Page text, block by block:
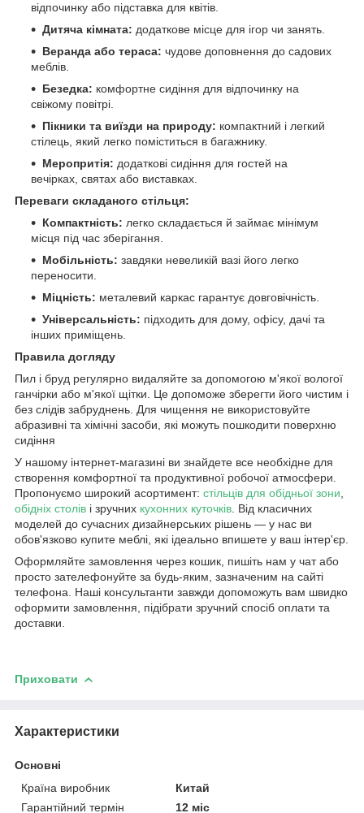
відпочинку або підставка для квітів.
Дитяча кімната: додаткове місце для ігор чи занять.
Веранда або тераса: чудове доповнення до садових
меблів.
Безедка: комфортне сидіння для відпочинку на
свіжому повітрі.
Пікники та виїзди на природу: компактний і легкий
стілець, який легко поміститься в багажнику.
Меропритія: додаткові сидіння для гостей на
вечірках, святах або виставках.
Переваги складаного стільця:
Компактність: легко складається й займає мінімум
місця під час зберігання.
Мобільність: завдяки невеликій вазі його легко
переносити.
Міцність: металевий каркас гарантує довговічність.
Універсальність: підходить для дому, офісу, дачі та
інших приміщень.
Правила догляду
Пил і бруд регулярно видаляйте за допомогою м'якої вологої
ганчірки або м'якої щітки. Це допоможе зберегти його чистим і
без слідів забруднень. Для чищення не використовуйте
абразивні та хімічні засоби, які можуть пошкодити поверхню
сидіння
У нашому інтернет-магазині ви знайдете все необхідне для
створення комфортної та продуктивної робочої атмосфери.
Пропонуємо широкий асортимент: стільців для обідньої зони
обідніх столів і зручних кухонних куточків . Від класичних
моделей до сучасних дизайнерських рішень — у нас ви
обов'язково купите меблі, які ідеально впишете у ваш інтер'єр.
Оформляйте замовлення через кошик, пишіть нам у чат або
просто зателефонуйте за будь-яким, зазначеним на сайті
телефона. Наші консультанти завжди допоможуть вам швидко
оформити замовлення, підібрати зручний спосіб оплати та
доставки.
Приховати
Характеристики
Основні
Країна виробник
Китай
Гарантійний термін
12 міс